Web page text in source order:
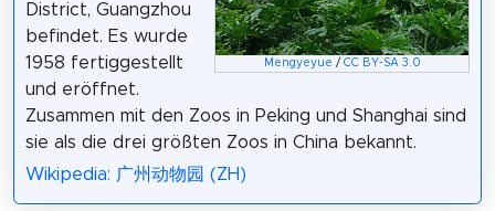
Mengyeyue / CC BY-SA 3.0
District, Guangzhou
befindet. Es wurde
1958 fertiggestellt
und eröffnet.
Zusammen mit den Zoos in Peking und Shanghai sind
sie als die drei größten Zoos in China bekannt.
Wikipedia: 广州动物园 (ZH)